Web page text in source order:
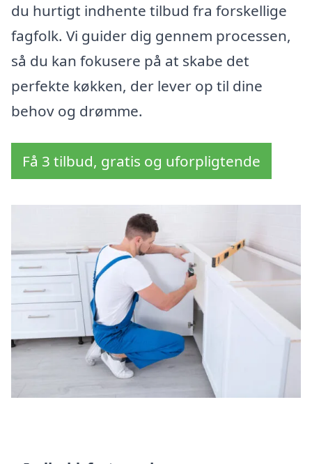
du hurtigt indhente tilbud fra forskellige
fagfolk. Vi guider dig gennem processen,
så du kan fokusere på at skabe det
perfekte køkken, der lever op til dine
behov og drømme.
Få 3 tilbud, gratis og uforpligtende